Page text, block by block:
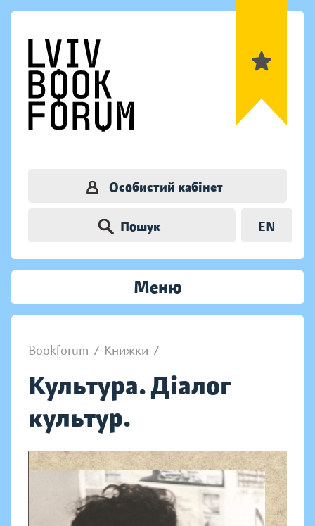
Особистий кабінет
Пошук EN
Меню
Bookforum / Книжки /
Культура. Діалог
культур.